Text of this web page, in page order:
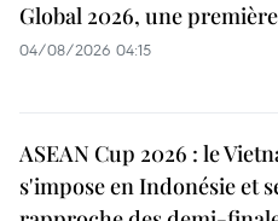
Global 2026, une
04/08/2026 04:15
ASEAN Cup 2026 : le
s'impose en Indonésie et